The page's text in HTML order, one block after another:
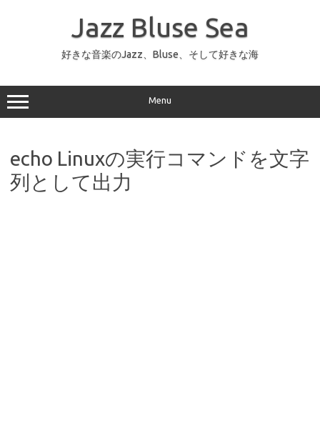
ッ
プ
Jazz Bluse Sea
好きな音楽のJazz、Bluse、そして好きな海
Menu
echo Linuxの実行コマンドを文字
列として出力